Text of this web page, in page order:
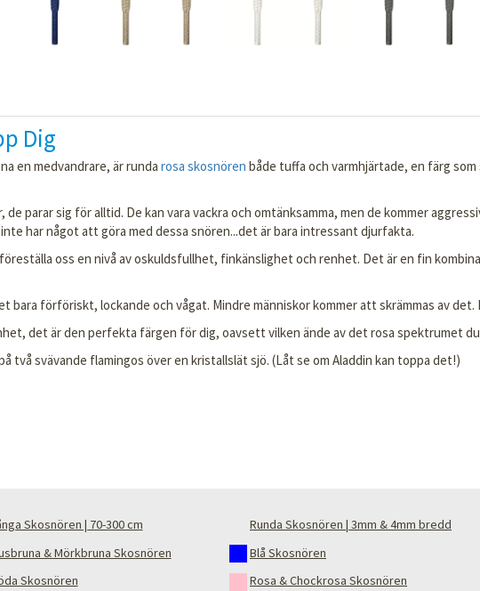
Dig
en medvandrare, är runda rosa skosnören både tuffa och varmhjärtade, en färg
parar sig för alltid. De kan vara vackra och omtänksamma, men de kommer
har något att göra med dessa snören...det är bara intressant djurfakta.
oss en nivå av oskuldsfullhet, finkänslighet och renhet. Det är en fin
bara förföriskt, lockande och vågat. Mindre människor kommer att skrämmas av det.
det är den perfekta färgen för dig, oavsett vilken ände av det rosa spektrumet
två svävande flamingos över en kristallslät sjö. (Låt se om Aladdin kan toppa det!)
Skosnören | 70-300 cm Runda Skosnören | 3mm & 4mm bredd
& Mörkbruna Skosnören Blå Skosnören
Skosnören Rosa & Chockrosa Skosnören